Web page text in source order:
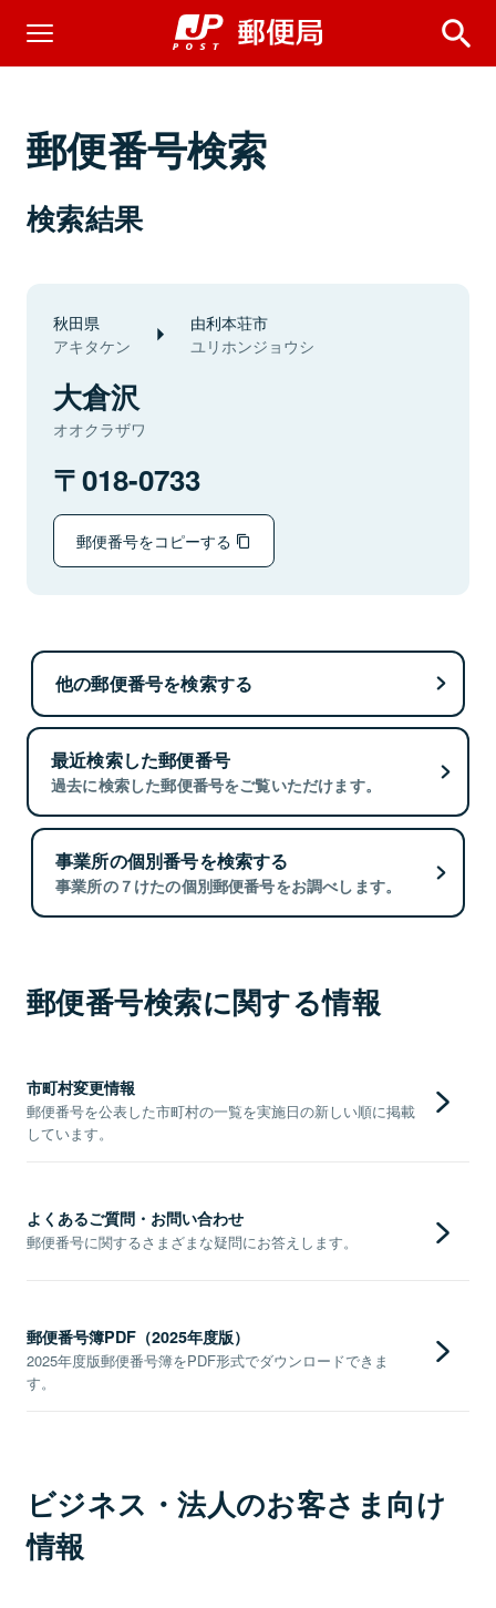
郵便番号検索
検索結果
秋田県
アキタケン
由利本荘市
ユリホンジョウシ
大倉沢
オオクラザワ
018-0733
郵便番号をコピーする
他の郵便番号を検索する
最近検索した郵便番号
過去に検索した郵便番号をご覧いただけます。
事業所の個別番号を検索する
事業所の７けたの個別郵便番号をお調べします。
郵便番号検索に関する情報
市町村変更情報
郵便番号を公表した市町村の一覧を実施日の新しい順に掲載
しています。
よくあるご質問・お問い合わせ
郵便番号に関するさまざまな疑問にお答えします。
郵便番号簿PDF（2025年度版）
2025年度版郵便番号簿をPDF形式でダウンロードできま
す。
ビジネス・法人のお客さま向け
情報